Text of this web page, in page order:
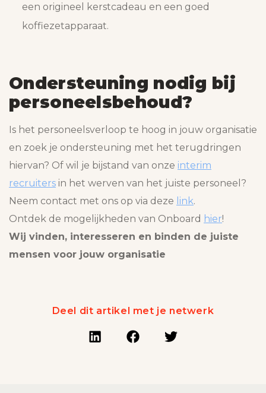
een origineel kerstcadeau en een goed
koffiezetapparaat.
Ondersteuning nodig bij
personeelsbehoud?
Is het personeelsverloop te hoog in jouw organisatie
en zoek je ondersteuning met het terugdringen
hiervan? Of wil je bijstand van onze interim
recruiters in het werven van het juiste personeel?
Neem contact met ons op via deze link.
Ontdek de mogelijkheden van Onboard hier!
Wij vinden, interesseren en binden de juiste
mensen voor jouw organisatie
Deel dit artikel met je netwerk